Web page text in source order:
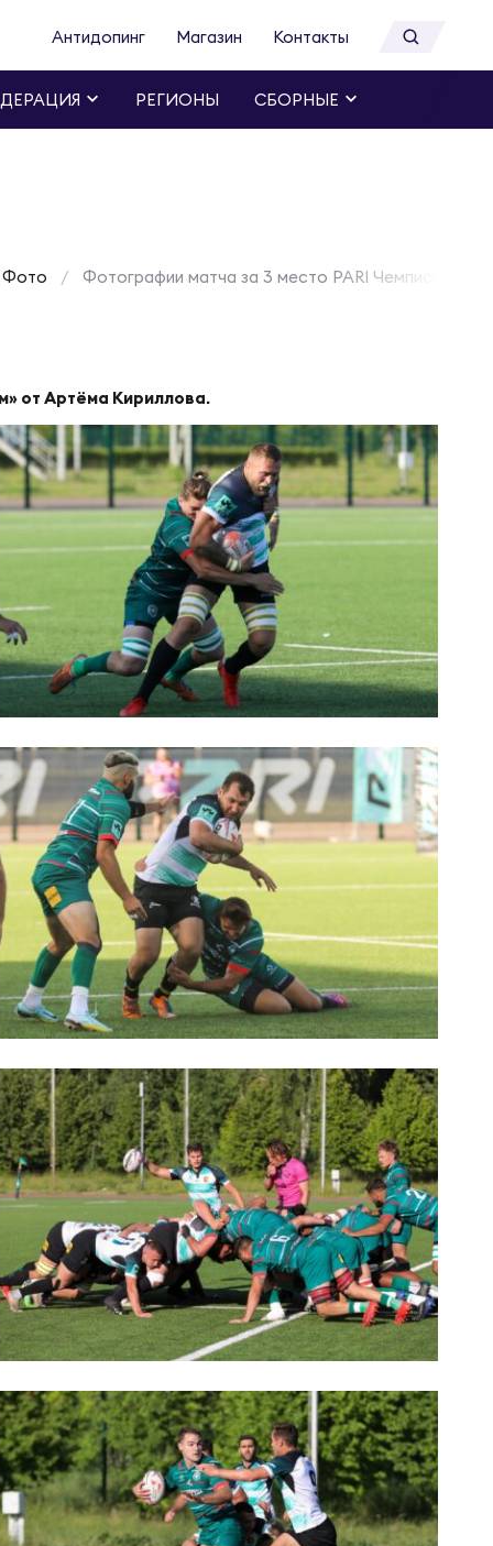
Антидопинг Магазин Контакты
РЕГИОНЫ СБОРНЫЕ
Фото Фотографии матча за 3 место PARI Чемпионата
от Артёма Кириллова.